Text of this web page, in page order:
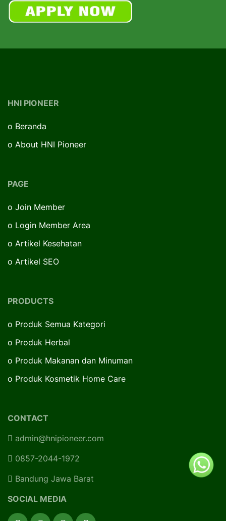
HNI PIONEER
o Beranda
o About HNI Pioneer
PAGE
o Join Member
o Login Member Area
o Artikel Kesehatan
o Artikel SEO
PRODUCTS
o Produk Semua Kategori
o Produk Herbal
o Produk Makanan dan Minuman
o Produk Kosmetik Home Care
CONTACT
admin@hnipioneer.com
0857-2044-1972
Bandung Jawa Barat
SOCIAL MEDIA